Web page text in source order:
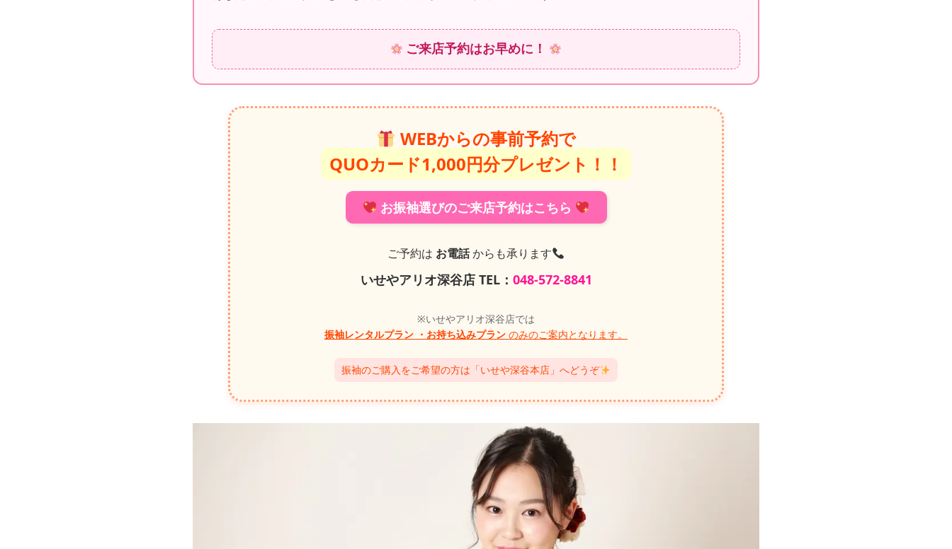
ご来店予約はお早めに！
WEBからの事前予約で
QUOカード1,000円分プレゼント！！
お振袖選びのご来店予約はこちら
ご予約は お電話からも承ります
いせやアリオ深谷店 TEL： 048-572-8841
※いせやアリオ深谷店では
振袖レンタルプラン ・お持ち込みプラン のみのご案内となります。
振袖のご購入をご希望の方は「いせや深谷本店」へどうぞ